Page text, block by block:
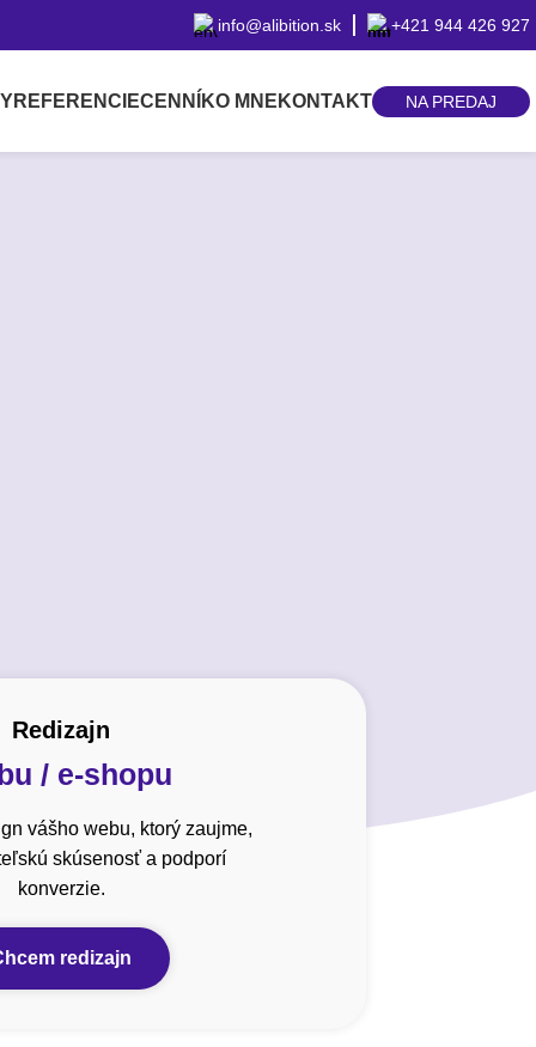
info@alibition.sk +421 944 426 927
REFERENCIECENNÍKO MNE KONTAKT NA PREDAJ
Redizajn
/ e-shopu
vášho webu, ktorý zaujme,
skúsenosť a podporí
konverzie.
redizajn